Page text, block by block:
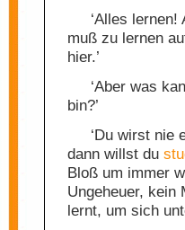
‘Alles
muß zu lernen
hier.’
‘Aber was
bin?’
‘Du wirst nie
dann willst du
Bloß um immer
Ungeheuer, kein
lernt, um sich